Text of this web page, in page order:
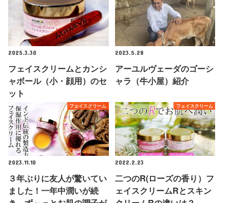
2025.3.30
フェイスクリームとカンシ
ャボール（小・顔用）のセ
ット
2023.5.28
アーユルヴェーダのゴーシ
ャラ（牛小屋）紹介
フェイスクリーム
2023.11.10
３年ぶりに友人が驚いてい
ました！一年中潤いが続
フェイスクリーム
2022.2.23
二つのR(ローズの香り）フ
ェイスクリームRとスキン